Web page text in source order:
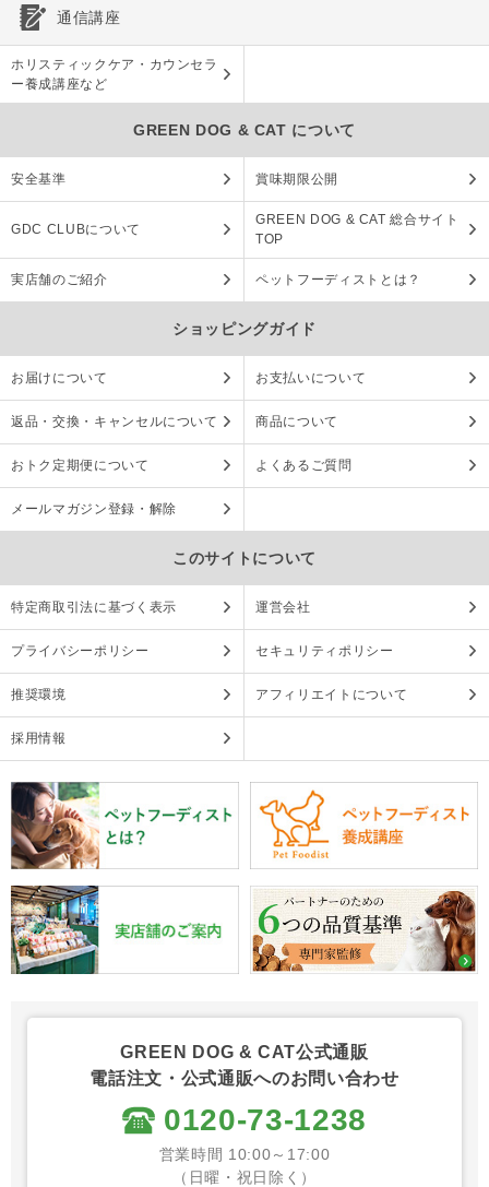
通信講座
ホリスティックケア・カウンセラ
ー養成講座など
GREEN DOG & CAT について
安全基準 賞味期限公開
GDC CLUBについて
GREEN DOG & CAT 総合サイト
TOP
実店舗のご紹介 ペットフーディストとは？
ショッピングガイド
お届けについて お支払いについて
返品・交換・キャンセルについて 商品について
おトク定期便について よくあるご質問
メールマガジン登録・解除
このサイトについて
特定商取引法に基づく表示 運営会社
プライバシーポリシー セキュリティポリシー
推奨環境 アフィリエイトについて
採用情報
GREEN DOG & CAT公式通販
電話注文・公式通販へのお問い合わせ
0120-73-1238
営業時間 10:00～17:00
（日曜・祝日除く）